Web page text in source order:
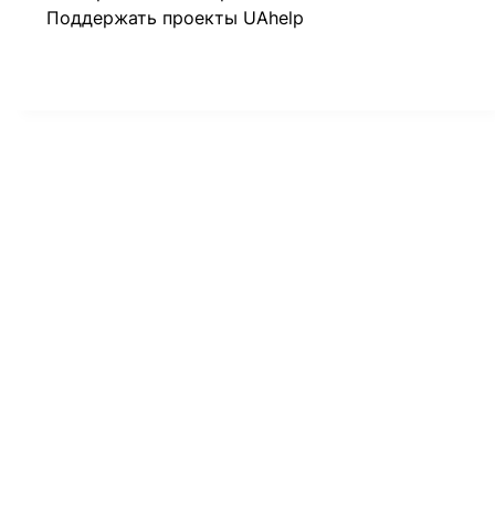
Поддержать проекты UAhelp